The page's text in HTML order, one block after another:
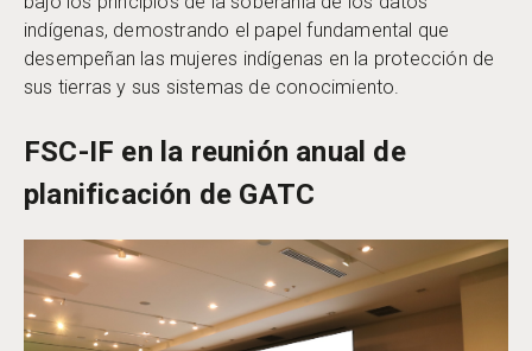
indígenas, demostrando el papel fundamental que
desempeñan las mujeres indígenas en la protección de
sus tierras y sus sistemas de conocimiento.
FSC-IF en la reunión anual de
planificación de GATC